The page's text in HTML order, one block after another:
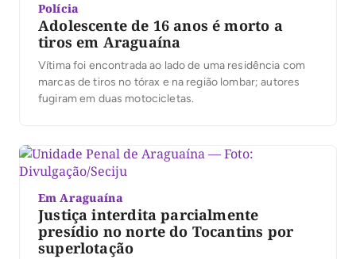
Polícia
Adolescente de 16 anos é morto a
tiros em Araguaína
Vítima foi encontrada ao lado de uma residência com
marcas de tiros no tórax e na região lombar; autores
fugiram em duas motocicletas.
Em Araguaína
Justiça interdita parcialmente
presídio no norte do Tocantins por
superlotação